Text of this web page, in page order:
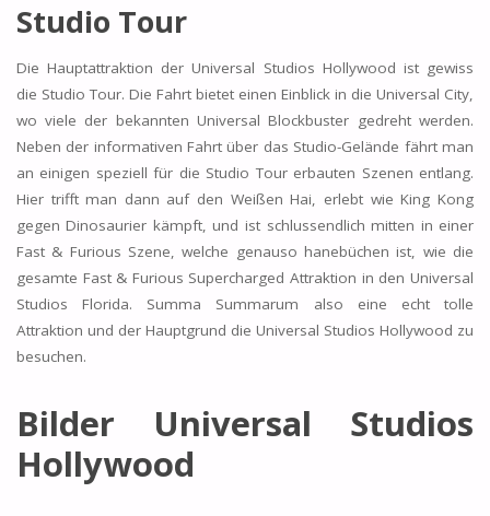
Studio Tour
Die Hauptattraktion der Universal Studios Hollywood ist gewiss
die Studio Tour. Die Fahrt bietet einen Einblick in die Universal City,
wo viele der bekannten Universal Blockbuster gedreht werden.
Neben der informativen Fahrt über das Studio-Gelände fährt man
an einigen speziell für die Studio Tour erbauten Szenen entlang.
Hier trifft man dann auf den Weißen Hai, erlebt wie King Kong
gegen Dinosaurier kämpft, und ist schlussendlich mitten in einer
Fast & Furious Szene, welche genauso hanebüchen ist, wie die
gesamte Fast & Furious Supercharged Attraktion in den Universal
Studios Florida. Summa Summarum also eine echt tolle
Attraktion und der Hauptgrund die Universal Studios Hollywood zu
besuchen.
Bilder Universal Studios
Hollywood